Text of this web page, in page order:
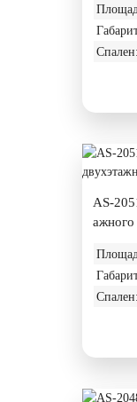
Спален:
AS-
ажного
Спален: